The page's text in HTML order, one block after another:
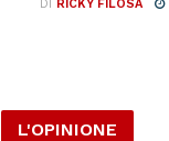
DI RICKY FILOSA
L'OPINIONE